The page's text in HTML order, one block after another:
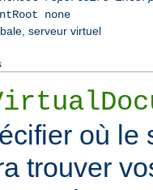
none
serveur virtuel
où le
trouver